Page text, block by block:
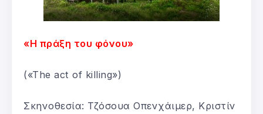
«Η πράξη του φόνου»
(«The act of killing»)
Σκηνοθεσία: Τζόσουα Οπενχάιμερ, Κριστίν